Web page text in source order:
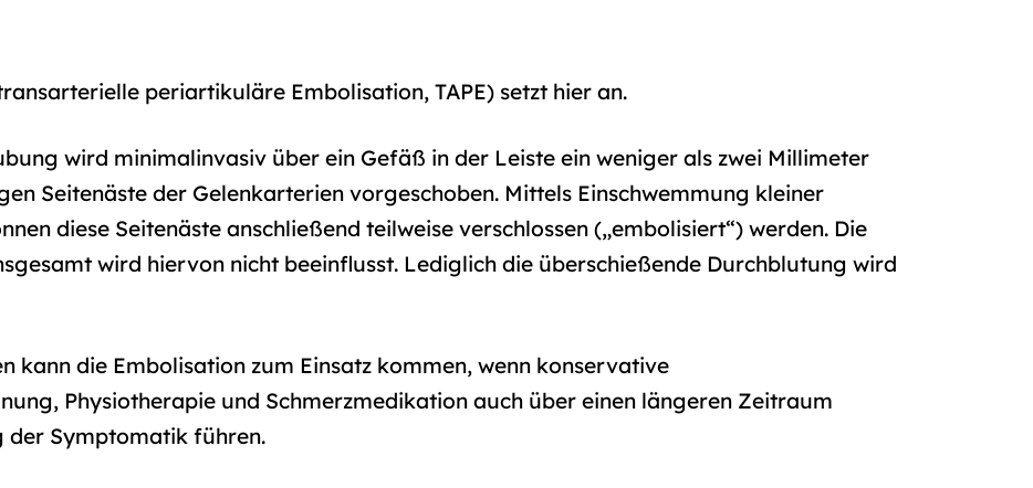
periartikuläre Embolisation, TAPE) setzt hier an.
wird minimalinvasiv über ein Gefäß in der Leiste ein weniger als zwei Millimeter
Seitenäste der Gelenkarterien vorgeschoben. Mittels Einschwemmung kleiner
diese Seitenäste anschließend teilweise verschlossen („embolisiert“) werden. Die
wird hiervon nicht beeinflusst. Lediglich die überschießende Durchblutung wird
kann die Embolisation zum Einsatz kommen, wenn konservative
Physiotherapie und Schmerzmedikation auch über einen längeren Zeitraum
der Symptomatik führen.